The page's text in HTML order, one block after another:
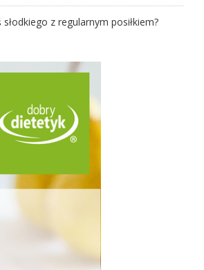
z regularnym posiłkiem?